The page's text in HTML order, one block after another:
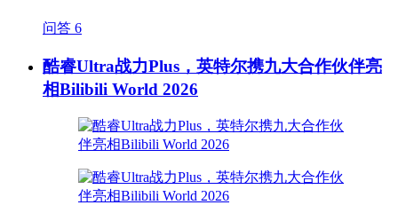
问答 6
酷睿Ultra战力Plus，英特尔携九大合作伙伴亮
相Bilibili World 2026